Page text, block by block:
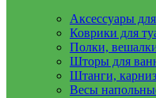
Аксессуары
Коврики для
Полки,
Шторы для
Штанги,
Весы